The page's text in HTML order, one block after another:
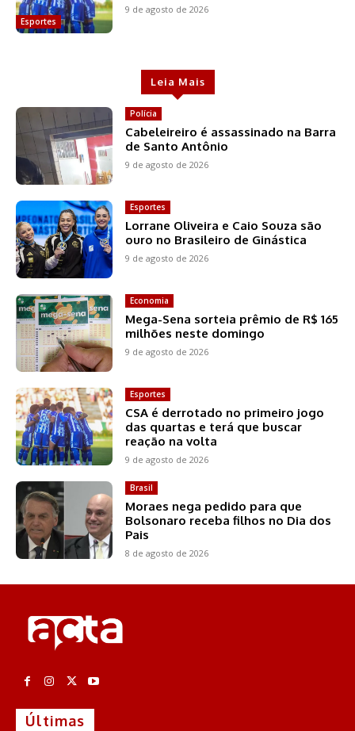
Esportes
9 de agosto de 2026
Leia Mais
Polícia
Cabeleireiro é assassinado na Barra
de Santo Antônio
9 de agosto de 2026
Esportes
Lorrane Oliveira e Caio Souza são
ouro no Brasileiro de Ginástica
9 de agosto de 2026
Economia
Mega-Sena sorteia prêmio de R$ 165
milhões neste domingo
9 de agosto de 2026
Esportes
CSA é derrotado no primeiro jogo
das quartas e terá que buscar
reação na volta
9 de agosto de 2026
Brasil
Moraes nega pedido para que
Bolsonaro receba filhos no Dia dos
Pais
8 de agosto de 2026
Últimas